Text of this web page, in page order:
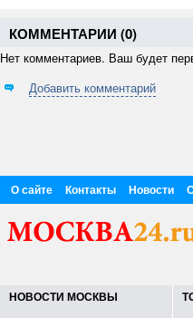
КОММЕНТАРИИ (0)
Нет комментариев. Ваш будет
Добавить комментарий
О сайте Контакты Новости
НОВОСТИ МОСКВЫ